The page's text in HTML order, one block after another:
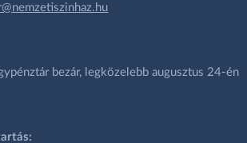
bezár, legközelebb augusztus 24-én